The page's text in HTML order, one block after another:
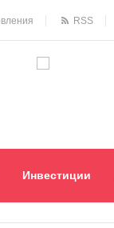
RSS
Инвестиции